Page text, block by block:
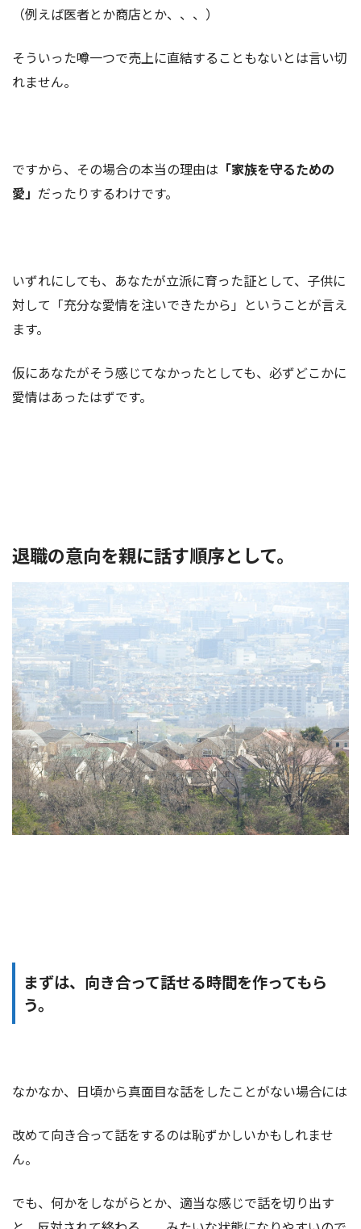
（例えば医者とか商店とか、、、）
そういった噂一つで売上に直結することもないとは言い切
れません。
ですから、その場合の本当の理由は 「家族を守るための
愛」 だったりするわけです。
いずれにしても、あなたが立派に育った証として、子供に
対して「充分な愛情を注いできたから」ということが言え
ます。
仮にあなたがそう感じてなかったとしても、必ずどこかに
愛情はあったはずです。
退職の意向を親に話す順序として。
まずは、向き合って話せる時間を作ってもら
う。
なかなか、日頃から真面目な話をしたことがない場合には
改めて向き合って話をするのは恥ずかしいかもしれませ
ん。
でも、何かをしながらとか、適当な感じで話を切り出す